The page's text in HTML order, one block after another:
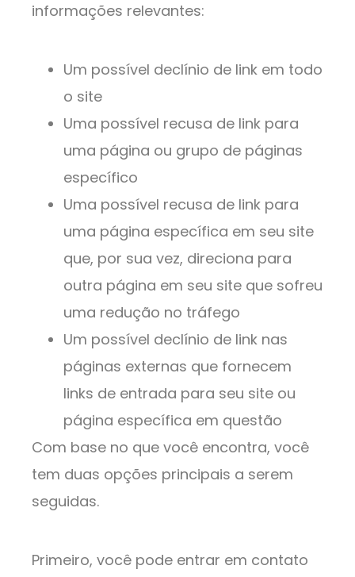
informações relevantes:
Um possível declínio de link em todo
o site
Uma possível recusa de link para
uma página ou grupo de páginas
específico
Uma possível recusa de link para
uma página específica em seu site
que, por sua vez, direciona para
outra página em seu site que sofreu
uma redução no tráfego
Um possível declínio de link nas
páginas externas que fornecem
links de entrada para seu site ou
página específica em questão
Com base no que você encontra, você
tem duas opções principais a serem
seguidas.
Primeiro, você pode entrar em contato